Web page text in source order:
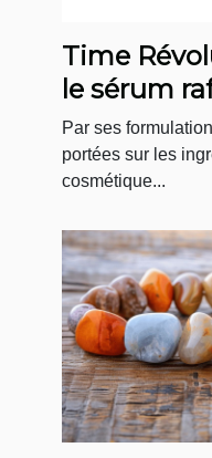
Time
le sérum
coréen par
Par ses
portées sur les
cosmétique...